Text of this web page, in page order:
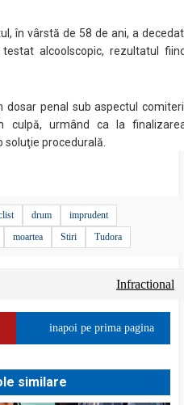
în vârstă de 58 de ani, a
alcoolscopic, rezultatul
dosar penal sub aspectul
culpă, urmând ca la
procedurală.
drum
imprudent
moartea Stiri Tudora
Infractional
inapoi pe prima pagina
similare